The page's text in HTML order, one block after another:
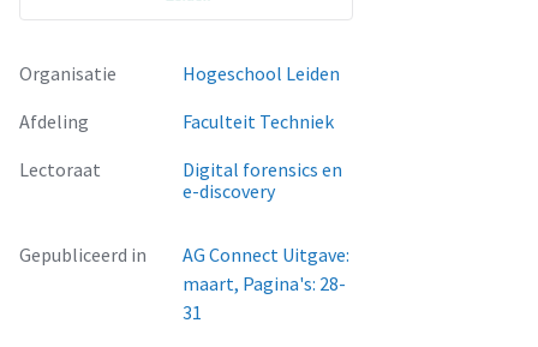
Organisatie
Hogeschool Leiden
Afdeling
Faculteit Techniek
Lectoraat
Digital forensics en
e-discovery
Gepubliceerd in
AG Connect Uitgave:
maart, Pagina's: 28-
31